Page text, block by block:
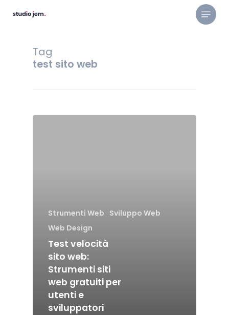
Menu
Tag
test sito web
Strumenti Web Sviluppo Web
Web Design
Test velocità
sito web:
Strumenti siti
web gratuiti per
utenti e
sviluppatori